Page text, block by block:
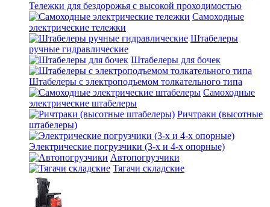
Тележки для бездорожья с высокой проходимостью
Самоходные
электрические тележки
Штабелеры
ручные гидравлические
Штабелеры для бочек
Штабелеры с электроподъемом толкательного типа
Самоходные
электрические штабелеры
Ричтраки (высотные
штабелеры)
Электрические погрузчики (3-х и 4-х опорные)
Автопогрузчики
Тягачи складские